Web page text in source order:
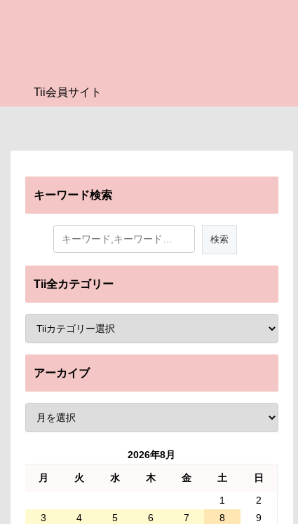
Tii会員サイト
キーワード検索
Tii全カテゴリー
アーカイブ
2026年8月
月 火 水 木 金 土
日
1
2
3
4 5 6 7 8
9